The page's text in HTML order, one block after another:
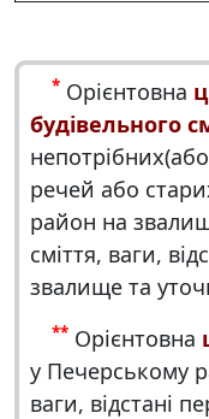
*Орієнтовна
будівельного
речей або
район на
сміття, ваги,
звалище та
**Орієнтовна
у Печерському
ваги, відстані